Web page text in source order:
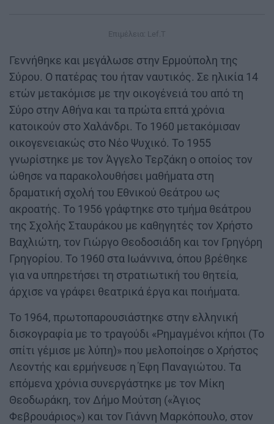
Επιμέλεια: Lef.T
Γεννήθηκε και μεγάλωσε στην Ερμούπολη της
Σύρου. Ο πατέρας του ήταν ναυτικός. Σε ηλικία 14
ετών μετακόμισε με την οικογένειά του από τη
Σύρο στην Αθήνα και τα πρώτα επτά χρόνια
κατοικούν στο Χαλάνδρι. Το 1960 μετακόμισαν
οικογενειακώς στο Νέο Ψυχικό. Το 1955
γνωρίστηκε με τον Άγγελο Τερζάκη ο οποίος τον
ώθησε να παρακολουθήσει μαθήματα στη
δραματική σχολή του Εθνικού Θεάτρου ως
ακροατής. Το 1956 γράφτηκε στο τμήμα θεάτρου
της Σχολής Σταυράκου με καθηγητές τον Χρήστο
Βαχλιώτη, τον Γιώργο Θεοδοσιάδη και τον Γρηγόρη
Γρηγορίου. Το 1960 στα Ιωάννινα, όπου βρέθηκε
για να υπηρετήσει τη στρατιωτική του θητεία,
άρχισε να γράφει θεατρικά έργα και ποιήματα.
Το 1964, πρωτοπαρουσιάστηκε στην ελληνική
δισκογραφία με το τραγούδι «Ρημαγμένοι κήποι (Το
σπίτι γέμισε με λύπη)» που μελοποίησε ο Χρήστος
Λεοντής και ερμήνευσε η Έφη Παναγιώτου. Τα
επόμενα χρόνια συνεργάστηκε με τον Μίκη
Θεοδωράκη, τον Δήμο Μούτση («Άγιος
Φεβρουάριος») και τον Γιάννη Μαρκόπουλο, στον